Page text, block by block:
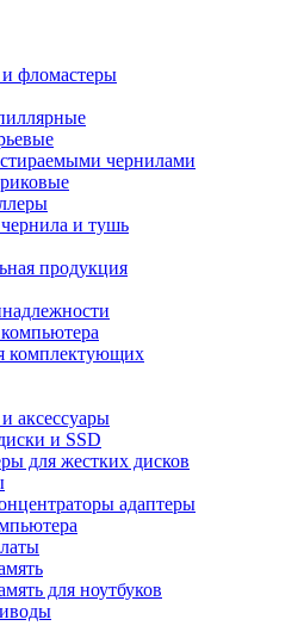
фломастеры
чернилами
и тушь
продукция
комплектующих
аксессуары
и SSD
для жестких дисков
адаптеры
для ноутбуков